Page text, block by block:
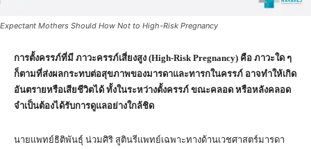
Expectant Mothers Should How Not to High-Risk Pregnancy
การตั้งครรภ์ที่มี ภาวะครรภ์เสี่ยงสูง (High-Risk Pregnancy) คือ ภาวะใด ๆ
ก็ตามที่ส่งผลกระทบต่อสุขภาพของมารดาและทารกในครรภ์ อาจทำให้เกิด
อันตรายหรือเสียชีวิตได้ ทั้งในระหว่างตั้งครรภ์ ขณะคลอด หรือหลังคลอด
จำเป็นต้องได้รับการดูแลอย่างใกล้ชิด
นายแพทย์ธิติพันธุ์ น่วมศิริ สูตินรีแพทย์เฉพาะทางด้านเวชศาสตร์มารดา